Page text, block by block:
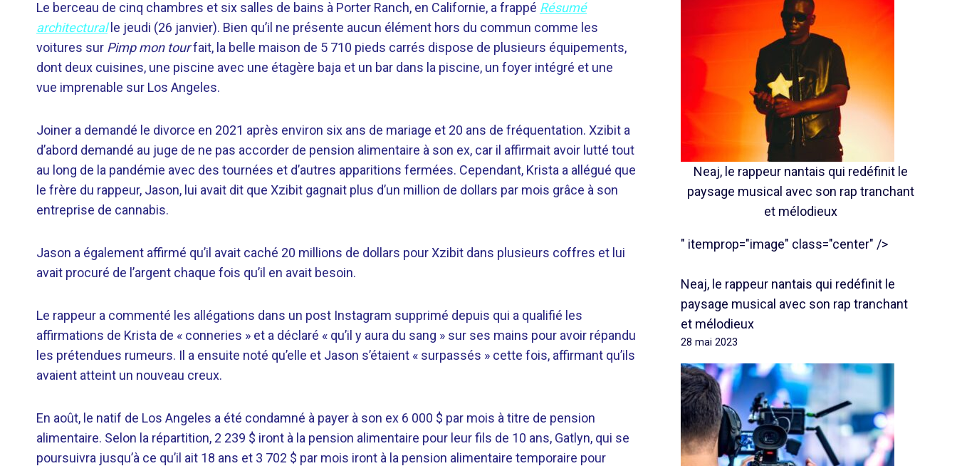
Le berceau de cinq chambres et six salles de bains à Porter Ranch, en Californie, a frappé Résumé
architecturalle jeudi (26 janvier). Bien qu’il ne présente aucun élément hors du commun comme les
voitures sur Pimp mon tourfait, la belle maison de 5 710 pieds carrés dispose de plusieurs équipements,
dont deux cuisines, une piscine avec une étagère baja et un bar dans la piscine, un foyer intégré et une
vue imprenable sur Los Angeles.
Joiner a demandé le divorce en 2021 après environ six ans de mariage et 20 ans de fréquentation. Xzibit a
d’abord demandé au juge de ne pas accorder de pension alimentaire à son ex, car il affirmait avoir lutté tout
au long de la pandémie avec des tournées et d’autres apparitions fermées. Cependant, Krista a allégué que
le frère du rappeur, Jason, lui avait dit que Xzibit gagnait plus d’un million de dollars par mois grâce à son
entreprise de cannabis.
Jason a également affirmé qu’il avait caché 20 millions de dollars pour Xzibit dans plusieurs coffres et lui
avait procuré de l’argent chaque fois qu’il en avait besoin.
Le rappeur a commenté les allégations dans un post Instagram supprimé depuis qui a qualifié les
affirmations de Krista de « conneries » et a déclaré « qu’il y aura du sang » sur ses mains pour avoir répandu
les prétendues rumeurs. Il a ensuite noté qu’elle et Jason s’étaient « surpassés » cette fois, affirmant qu’ils
avaient atteint un nouveau creux.
En août, le natif de Los Angeles a été condamné à payer à son ex 6 000 $ par mois à titre de pension
alimentaire. Selon la répartition, 2 239 $ iront à la pension alimentaire pour leur fils de 10 ans, Gatlyn, qui se
poursuivra jusqu’à ce qu’il ait 18 ans et 3 702 $ par mois iront à la pension alimentaire temporaire pour
Neaj, le rappeur nantais qui redéfinit le
paysage musical avec son rap tranchant
et mélodieux
" itemprop="image" class="center" />
Neaj, le rappeur nantais qui redéfinit le
paysage musical avec son rap tranchant
et mélodieux
28 mai 2023